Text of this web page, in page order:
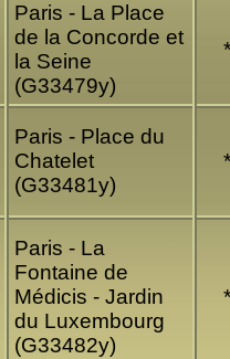
Paris - La Place
de la Concorde et
la Seine
(G33479y)
*
Paris - Place du
Chatelet
(G33481y)
*
Paris - La
Fontaine de
Médicis - Jardin
du Luxembourg
(G33482y)
*